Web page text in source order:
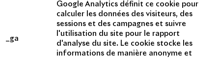
_ga
Google Analytics définit ce cookie pour
calculer les données des visiteurs, des
sessions et des campagnes et suivre
l'utilisation du site pour le rapport
d'analyse du site. Le cookie stocke les
informations de manière anonyme et